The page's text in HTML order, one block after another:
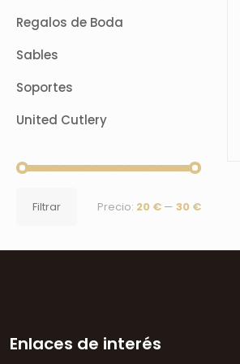
Regalos de Boda
Sables
Soportes
United Cutlery
Filtrar Precio: 20 €— 30 €
Enlaces de interés